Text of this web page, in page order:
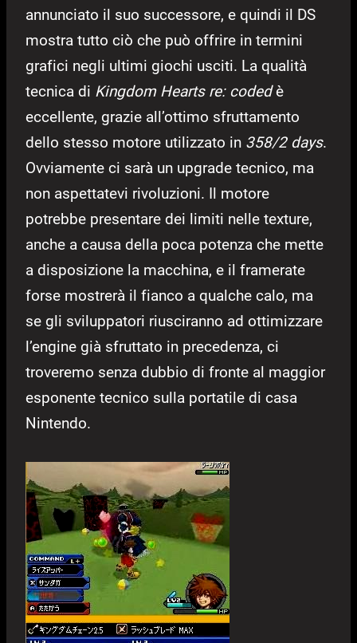
annunciato il suo successore, e quindi il DS
mostra tutto ciò che può offrire in termini
grafici negli ultimi giochi usciti. La qualità
tecnica di Kingdom Hearts re: codedè
eccellente, grazie all’ottimo sfruttamento
dello stesso motore utilizzato in 358/2 days.
Ovviamente ci sarà un upgrade tecnico, ma
non aspettatevi rivoluzioni. Il motore
potrebbe presentare dei limiti nelle texture,
anche a causa della poca potenza che mette
a disposizione la macchina, e il framerate
forse mostrerà il fianco a qualche calo, ma
se gli sviluppatori riusciranno ad ottimizzare
l’engine già sfruttato in precedenza, ci
troveremo senza dubbio di fronte al maggior
esponente tecnico sulla portatile di casa
Nintendo.